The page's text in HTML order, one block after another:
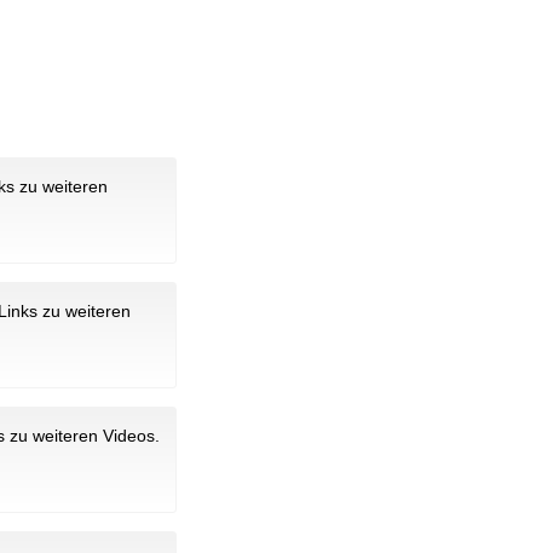
zu weiteren
zu weiteren
zu weiteren Videos.